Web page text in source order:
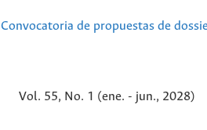
Convocatoria de propuestas de
Vol. 55, No. 1 (ene. - jun., 2028)